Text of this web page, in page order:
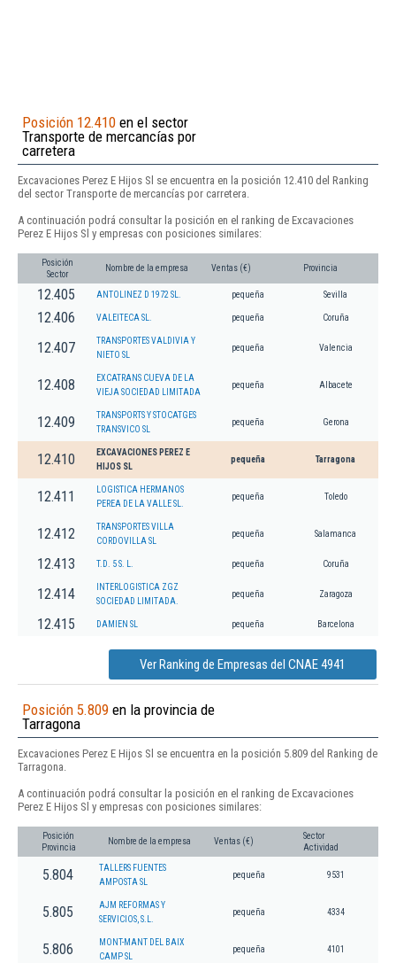
Posición 12.410 en el sector
Transporte de mercancías por
carretera
Excavaciones Perez E Hijos Sl se encuentra en la posición 12.410 del Ranking
del sector Transporte de mercancías por carretera.
A continuación podrá consultar la posición en el ranking de Excavaciones
Perez E Hijos Sl y empresas con posiciones similares:
Posición
Sector
Nombre de la empresa Ventas (€) Provincia
12.405 ANTOLINEZ D 1972 SL. pequeña Sevilla
12.406 VALEITECA SL. pequeña Coruña
12.407
TRANSPORTES VALDIVIA Y
NIETO SL
pequeña Valencia
12.408
EXCATRANS CUEVA DE LA
VIEJA SOCIEDAD LIMITADA
pequeña Albacete
12.409
TRANSPORTS Y STOCATGES
TRANSVICO SL
pequeña Gerona
12.410
EXCAVACIONES PEREZ E
HIJOS SL
pequeña Tarragona
12.411
LOGISTICA HERMANOS
PEREA DE LA VALLE SL.
pequeña Toledo
12.412
TRANSPORTES VILLA
CORDOVILLA SL
pequeña Salamanca
12.413 T.D. 5 S. L. pequeña Coruña
12.414
INTERLOGISTICA ZGZ
SOCIEDAD LIMITADA.
pequeña Zaragoza
12.415 DAMIEN SL pequeña Barcelona
Ver Ranking de Empresas del CNAE 4941
Posición 5.809 en la provincia de
Tarragona
Excavaciones Perez E Hijos Sl se encuentra en la posición 5.809 del Ranking de
Tarragona.
A continuación podrá consultar la posición en el ranking de Excavaciones
Perez E Hijos Sl y empresas con posiciones similares:
Posición
Provincia
Nombre de la empresa Ventas (€)
Sector
Actividad
5.804
TALLERS FUENTES
AMPOSTA SL
pequeña 9531
5.805
AJM REFORMAS Y
SERVICIOS, S.L.
pequeña 4334
5.806
MONT-MANT DEL BAIX
CAMP SL
pequeña 4101